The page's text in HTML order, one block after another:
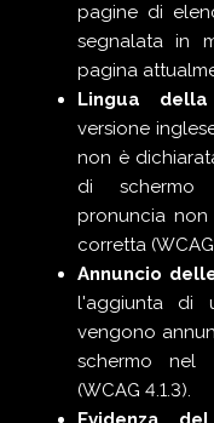
pagine di
segnalata in
pagina
Lingua
versione
non è
di schermo
pronuncia non
corretta (WCAG
Annuncio
l'aggiunta di
vengono
schermo nel
(WCAG 4.1.3).